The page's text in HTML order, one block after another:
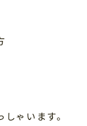
ゃいます。